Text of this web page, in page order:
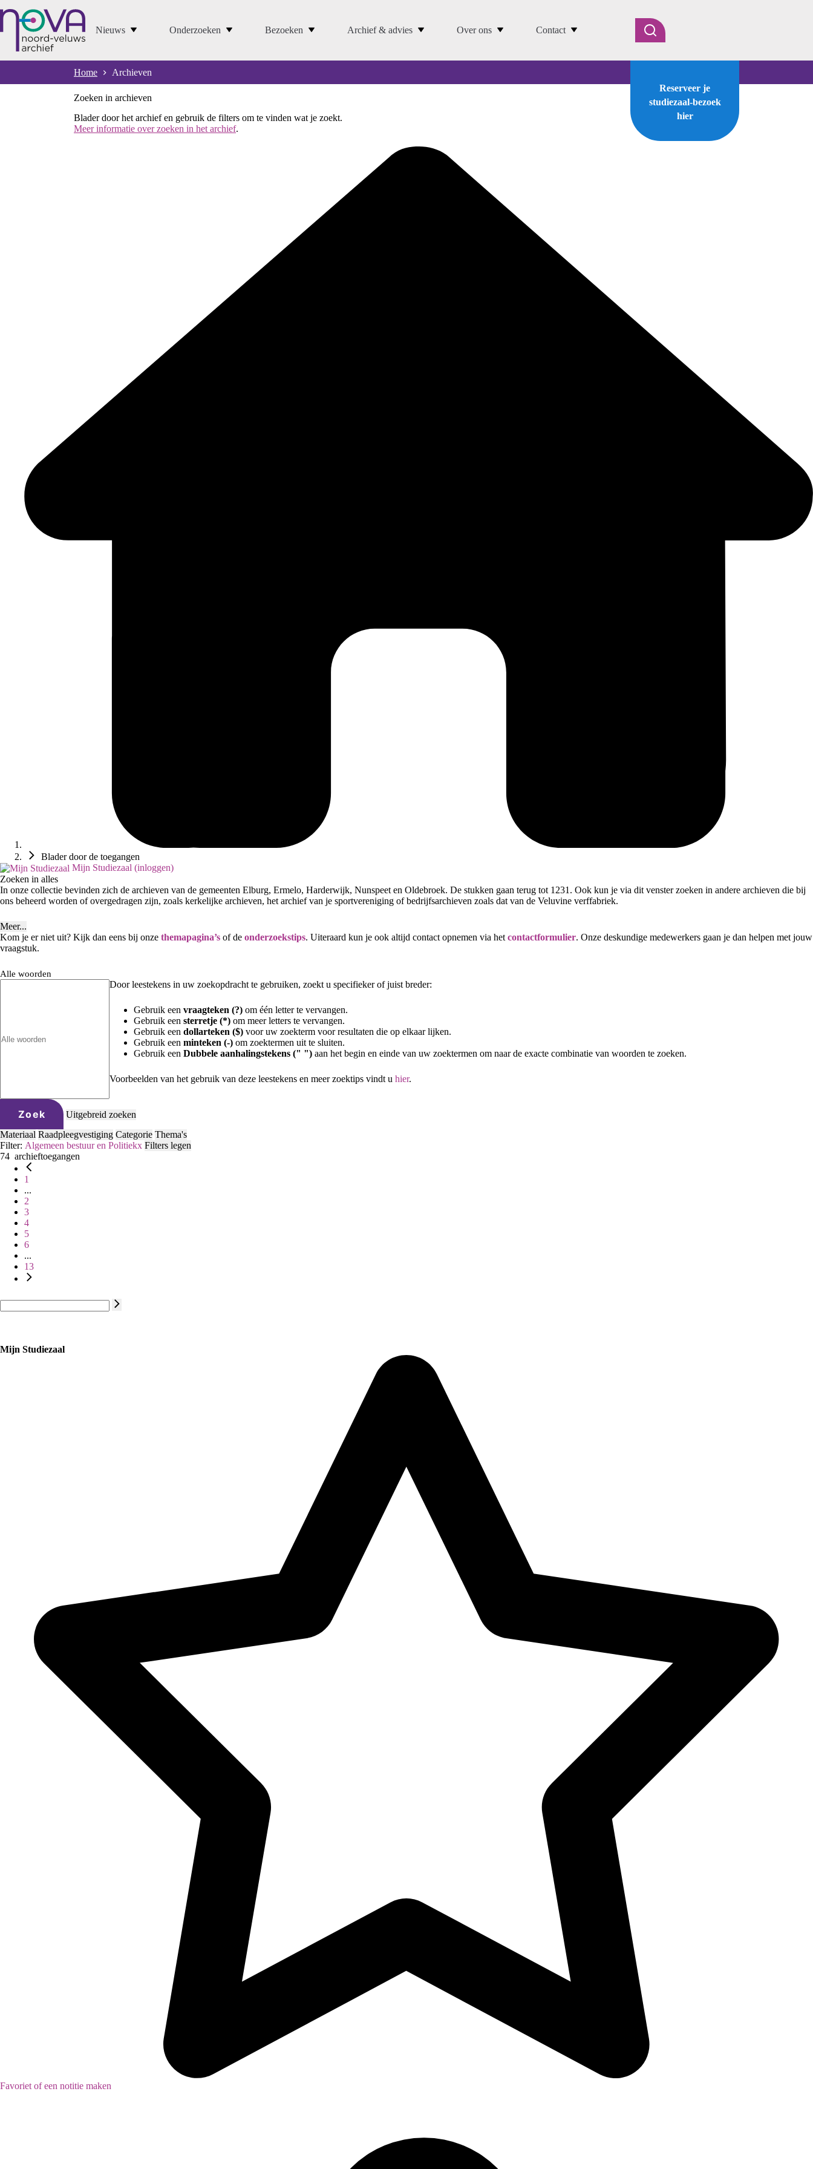
naar
inhoud
Nieuws Onderzoeken Bezoeken Archief & advies Over ons Contact
Home
Archieven
Reserveer je
studiezaal-bezoek
hier
Zoeken in archieven
Blader door het archief en gebruik de filters om te vinden wat je zoekt.
Meer informatie over zoeken in het archief.
Blader door de toegangen
Mijn Studiezaal (inloggen)
Zoeken in alles
In onze collectie bevinden zich de archieven van de gemeenten Elburg, Ermelo, Harderwijk, Nunspeet en Oldebroek. De stukken gaan terug tot 1231. Ook kun je via dit venster zoeken in andere archieven die bij
ons beheerd worden of overgedragen zijn, zoals kerkelijke archieven, het archief van je sportvereniging of bedrijfsarchieven zoals dat van de Veluvine verffabriek.
Meer...
Kom je er niet uit? Kijk dan eens bij onze themapagina’s of de onderzoekstips. Uiteraard kun je ook altijd contact opnemen via het contactformulier. Onze deskundige medewerkers gaan je dan helpen met jouw
vraagstuk.
Alle woorden
Door leestekens in uw zoekopdracht te gebruiken, zoekt u specifieker of juist breder:
Gebruik een vraagteken (?) om één letter te vervangen.
Gebruik een sterretje (*) om meer letters te vervangen.
Gebruik een dollarteken ($) voor uw zoekterm voor resultaten die op elkaar lijken.
Gebruik een minteken (-) om zoektermen uit te sluiten.
Gebruik een Dubbele aanhalingstekens (" ") aan het begin en einde van uw zoektermen om naar de exacte combinatie van woorden te zoeken.
Voorbeelden van het gebruik van deze leestekens en meer zoektips vindt u hier.
Zoek
Uitgebreid zoeken
Materiaal Raadpleegvestiging Categorie Thema's
Filter: Algemeen bestuur en Politiekx Filters legen
74 archieftoegangen
1
...
2
3
4
5
6
...
13
Mijn Studiezaal
Favoriet of een notitie maken